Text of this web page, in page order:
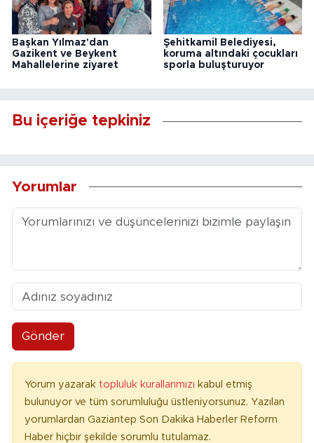
Başkan Yılmaz'dan
Gazikent ve Beykent
Mahallelerine ziyaret
Şehitkamil Belediyesi,
koruma altındaki çocukları
sporla buluşturuyor
Bu içeriğe tepkiniz
Yorumlar
Gönder
Yorum yazarak topluluk kurallarımızı kabul etmiş
bulunuyor ve tüm sorumluluğu üstleniyorsunuz. Yazılan
yorumlardan Gaziantep Son Dakika Haberler Reform
Haber hiçbir şekilde sorumlu tutulamaz.